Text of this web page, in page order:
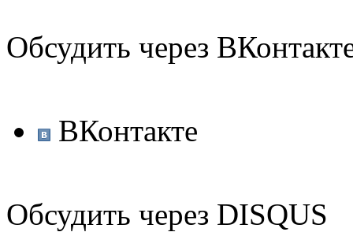
Обсудить через
ВКонтакте
Обсудить через DISQUS